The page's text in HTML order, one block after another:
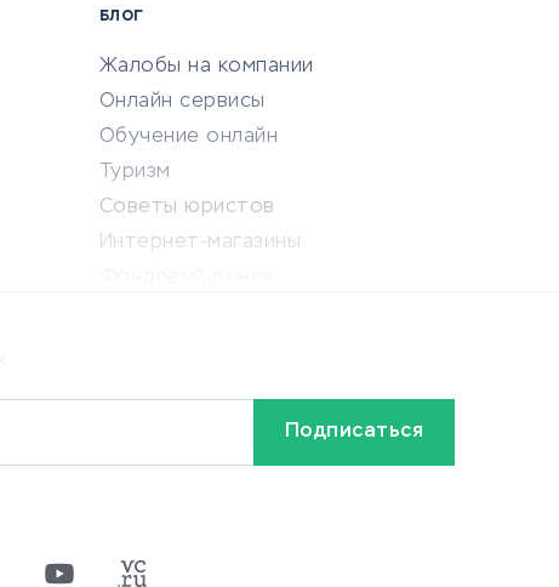
БЛОГ
Жалобы на компании
Онлайн сервисы
Обучение онлайн
Туризм
Советы юристов
Интернет-магазины